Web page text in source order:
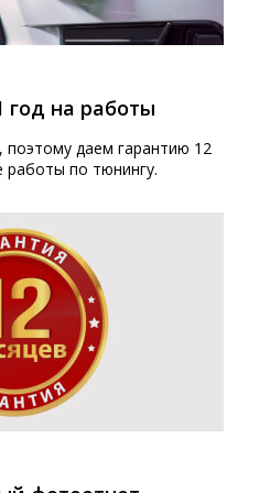
из Китая
большой опыт работы с
помочь вам
условиям.
подробную
для автомобилей у нас
телефону, чтобы получить
от наших специалистов.
этого важного вопроса на
уже сегодня и
вождения вашего
год на работы
даем гарантию 12
работы по тюнингу.